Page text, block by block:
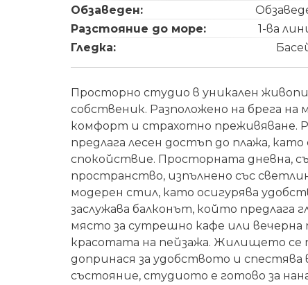
Обзаведен:
Разстояние до море:
1-ва
Гледка:
Просторно студио в уникален
собственик. Разположено на брега
комфорт и страхотно преживяване.
предлага лесен достъп до плажа,
спокойствие. Просторната дневна,
пространство, изпълнено със
модерен стил, като осигурява
заслужава балконът, който предлага
място за сутрешно кафе или вечерна
красотата на пейзажа. Жилището се
допринася за удобството и
състояние, студиото е готово за